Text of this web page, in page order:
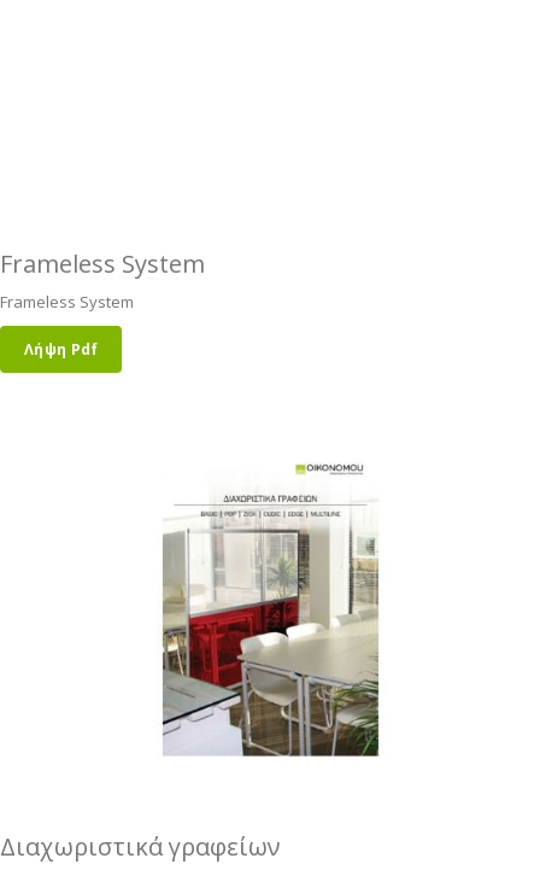
Frameless System
Frameless System
Λήψη Pdf
Διαχωριστικά γραφείων